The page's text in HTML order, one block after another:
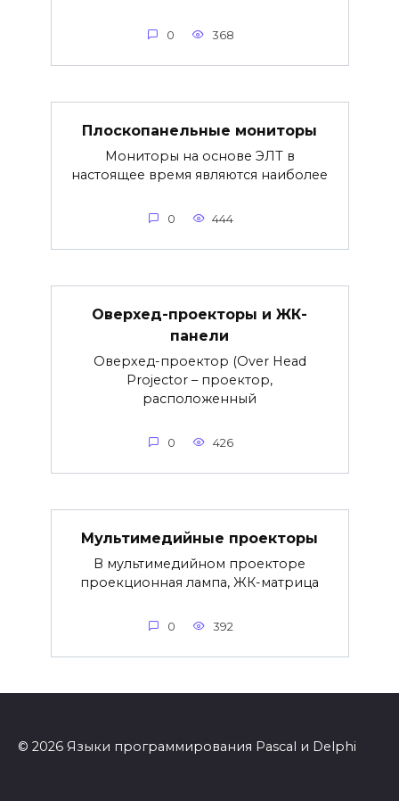
0 368
Плоскопанельные мониторы
Мониторы на основе ЭЛТ в
настоящее время являются наиболее
0 444
Оверхед-проекторы и ЖК-
панели
Оверхед-проектор (Over Head
Projector – проектор,
расположенный
0 426
Мультимедийные проекторы
В мультимедийном проекторе
проекционная лампа, ЖК-матрица
0 392
© 2026 Языки программирования Pascal и Delphi